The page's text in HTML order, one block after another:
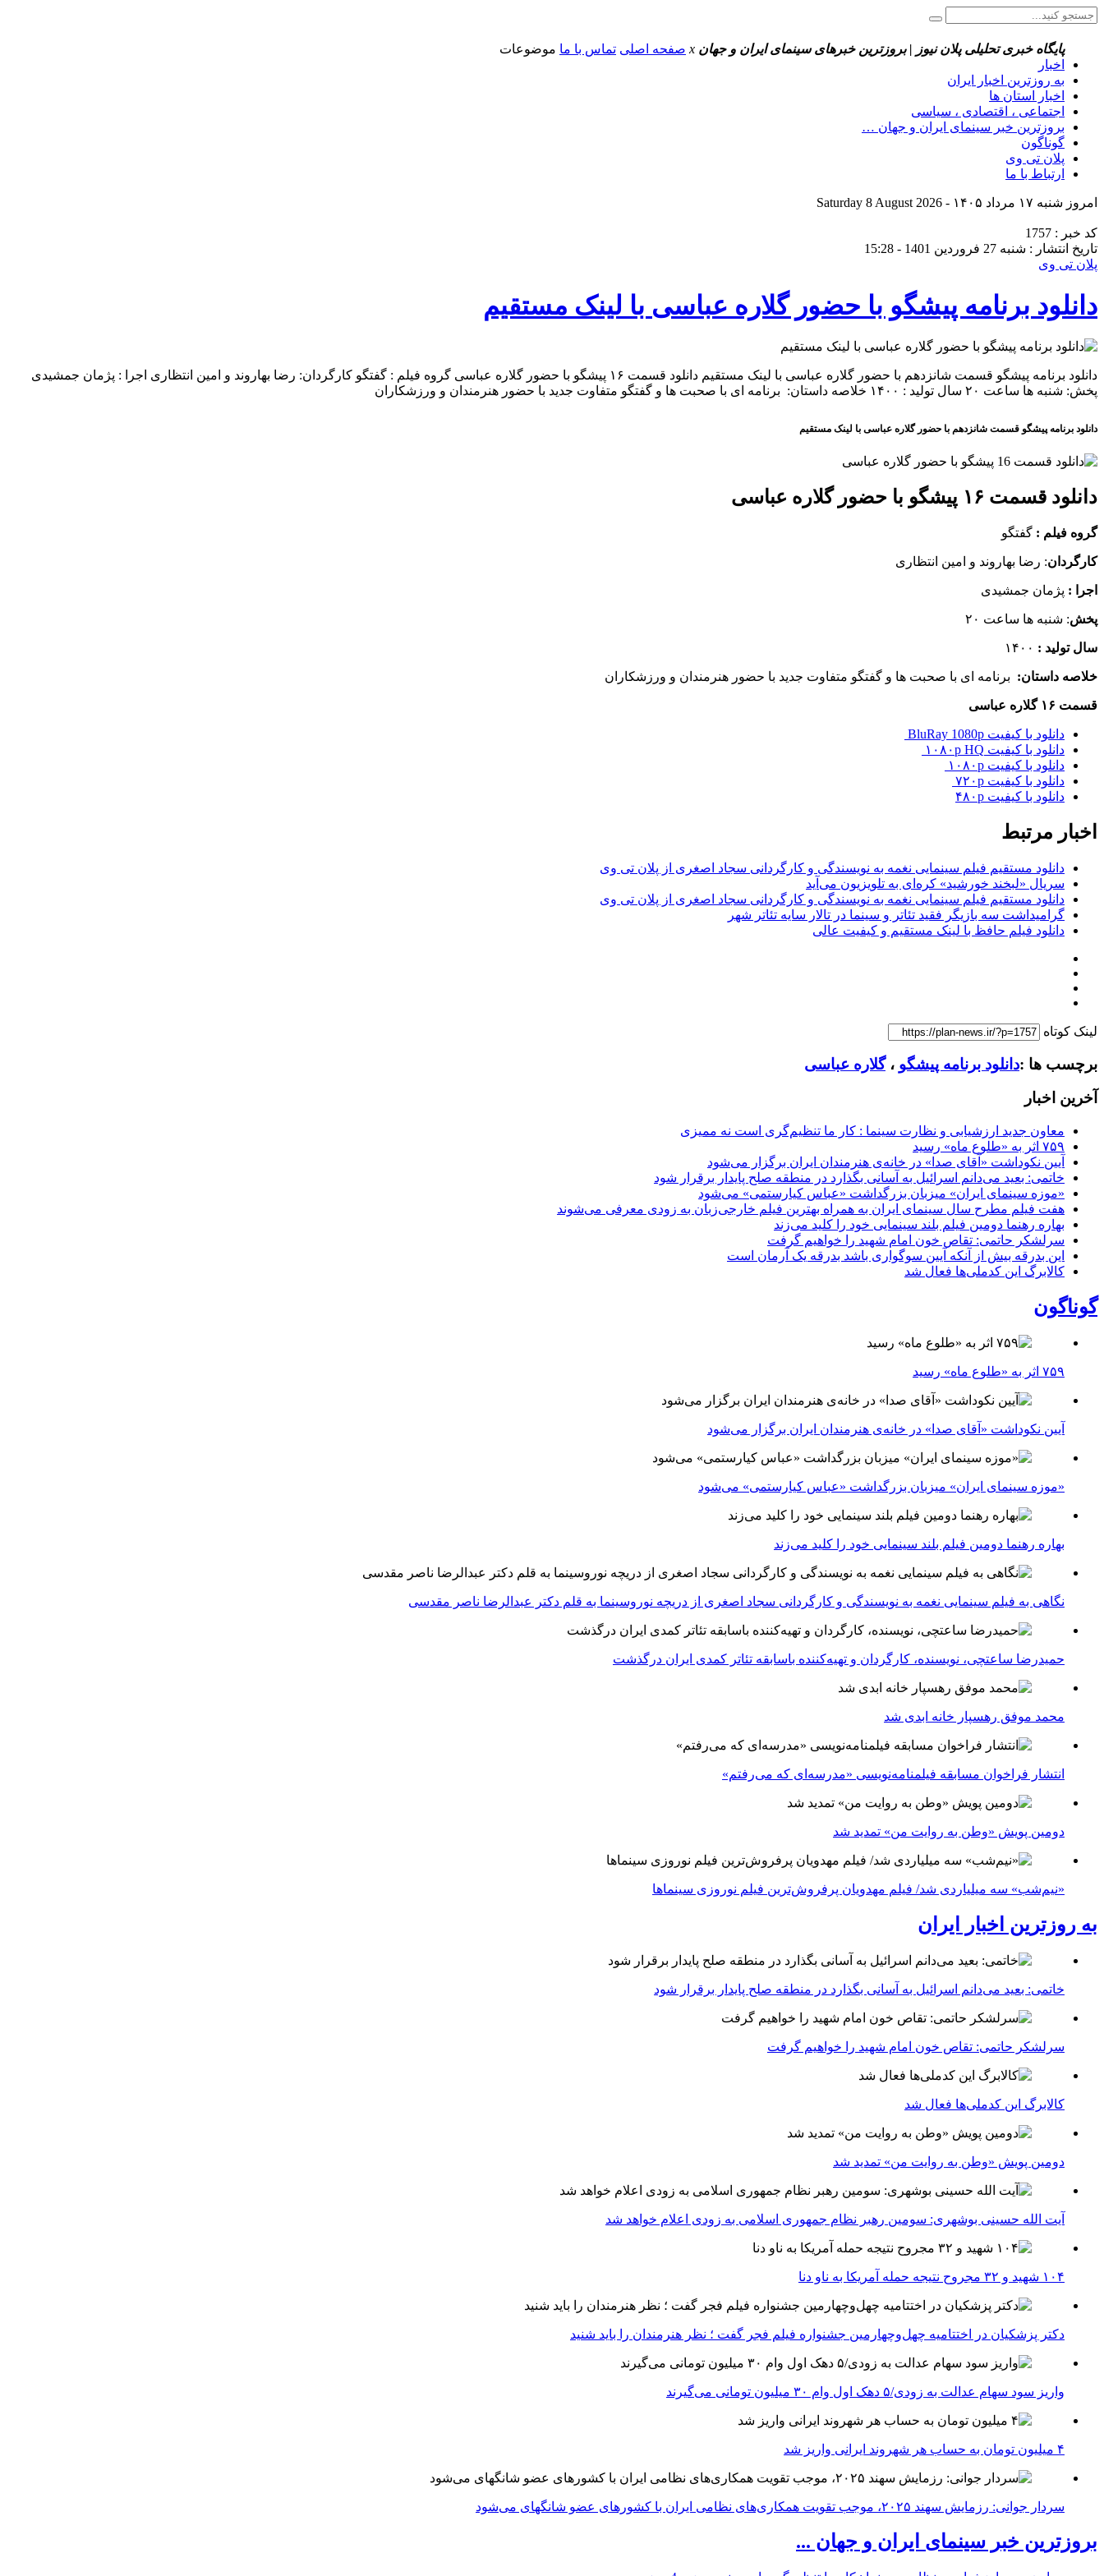
پایگاه خبری تحلیلی پلان نیوز | بروزترین خبرهای سینمای ایران و جهان x صفحه اصلی تماس با ما موضوعات
اخبار
به روزترین اخبار ایران
اخبار استان ها
اجتماعی ، اقتصادی ، سیاسی
بروزترین خبر سینمای ایران و جهان …
گوناگون
پلان تی وی
ارتباط با ما
امروز شنبه ۱۷ مرداد ۱۴۰۵ - Saturday 8 August 2026
کد خبر : 1757
تاریخ انتشار : شنبه 27 فروردین 1401 - 15:28
پلان تی وی
دانلود برنامه پیشگو با حضور گلاره عباسی با لینک مستقیم
دانلود برنامه پیشگو قسمت شانزدهم با حضور گلاره عباسی با لینک مستقیم دانلود قسمت ۱۶ پیشگو با حضور گلاره عباسی گروه فیلم : گفتگو کارگردان: رضا بهاروند و امین انتظاری اجرا : پژمان جمشیدی
پخش: شنبه ها ساعت ۲۰ سال تولید : ۱۴۰۰ خلاصه داستان: برنامه ای با صحبت ها و گفتگو متفاوت جدید با حضور هنرمندان و ورزشکاران
دانلود برنامه پیشگو قسمت شانزدهم با حضور گلاره عباسی با لینک مستقیم
دانلود قسمت ۱۶ پیشگو با حضور گلاره عباسی
گروه فیلم : گفتگو
کارگردان: رضا بهاروند و امین انتظاری
اجرا : پژمان جمشیدی
پخش: شنبه ها ساعت ۲۰
سال تولید :
خلاصه داستان: برنامه ای با صحبت ها و گفتگو متفاوت جدید با حضور هنرمندان و ورزشکاران
قسمت ۱۶ گلاره عباسی
دانلود با کیفیت BluRay 1080p
دانلود با کیفیت ۱۰۸۰p HQ
دانلود با کیفیت ۱۰۸۰p
دانلود با کیفیت ۷۲۰p
دانلود با کیفیت ۴۸۰p
اخبار مرتبط
دانلود مستقیم فیلم سینمایی نغمه به نویسندگی و کارگردانی سجاد اصغری از پلان تی وی
سریال «لبخند خورشید» کره‌ای‌ به تلویزیون می‌آید
دانلود مستقیم فیلم سینمایی نغمه به نویسندگی و کارگردانی سجاد اصغری از پلان تی وی
گرامیداشت سه بازیگر فقید تئاتر و سینما در تالار سایه تئاتر شهر
دانلود فیلم حافظ با لینک مستقیم و کیفیت عالی
لینک کوتاه
برچسب ها :دانلود برنامه پیشگو ،گلاره عباسی
آخرین اخبار
معاون جدید ارزشیابی و نظارت سینما : کار ما تنظیم‌گری است نه ممیزی
۷۵۹ اثر به «طلوع ماه» رسید
آیین نکوداشت «آقای صدا» در خانه‌ی هنرمندان ایران برگزار می‌شود
خاتمی: بعید می‌دانم اسرائیل به آسانی بگذارد در منطقه صلح پایدار برقرار شود
«موزه سینمای ایران» میزبان بزرگداشت «عباس کیارستمی» می‌شود
هفت فیلم مطرح سال سینمای ایران به همراه بهترین فیلم خارجی‌زبان به زودی معرفی می‌شوند
بهاره رهنما دومین فیلم بلند سینمایی خود را کلید می‌زند
سرلشکر حاتمی: تقاص خون امام شهید را خواهیم گرفت
این بدرقه بیش از آنکه آیین سوگواری باشد بدرقه یک آرمان است
کالابرگ این کدملی‌ها فعال شد
گوناگون
۷۵۹ اثر به «طلوع ماه» رسید
آیین نکوداشت «آقای صدا» در خانه‌ی هنرمندان ایران برگزار می‌شود
«موزه سینمای ایران» میزبان بزرگداشت «عباس کیارستمی» می‌شود
بهاره رهنما دومین فیلم بلند سینمایی خود را کلید می‌زند
نگاهی به فیلم سینمایی نغمه به نویسندگی و کارگردانی سجاد اصغری از دریچه نوروسینما به قلم دکتر عبدالرضا ناصر مقدسی
حمیدرضا ساعتچی، نویسنده، کارگردان و تهیه‌کننده باسابقه تئاتر کمدی ایران درگذشت
محمد موفق رهسپار خانه ابدی شد
انتشار فراخوان مسابقه فیلمنامه‌نویسی «مدرسه‌ای که می‌رفتم»
دومین پویش «وطن به روایت من» تمدید شد
«نیم‌شب» سه میلیاردی شد/ فیلم مهدویان پرفروش‌ترین فیلم نوروزی سینماها
به روزترین اخبار ایران
خاتمی: بعید می‌دانم اسرائیل به آسانی بگذارد در منطقه صلح پایدار برقرار شود
سرلشکر حاتمی: تقاص خون امام شهید را خواهیم گرفت
کالابرگ این کدملی‌ها فعال شد
دومین پویش «وطن به روایت من» تمدید شد
آیت الله حسینی بوشهری: سومین رهبر نظام جمهوری اسلامی به زودی اعلام خواهد شد
۱۰۴ شهید و ۳۲ مجروح نتیجه حمله آمریکا به ناو دنا
دکتر پزشکیان در اختتامیه چهل‌وچهارمین جشنواره فیلم فجر گفت ؛ نظر هنرمندان را باید شنید
واریز سود سهام عدالت به زودی/۵ دهک اول وام ۳۰ میلیون تومانی می‌گیرند
۴ میلیون تومان به حساب هر شهروند ایرانی واریز شد
سردار جوانی: رزمایش سهند ۲۰۲۵، موجب تقویت همکاری‌های نظامی ایران با کشور‌های عضو شانگهای می‌شود
بروزترین خبر سینمای ایران و جهان ...